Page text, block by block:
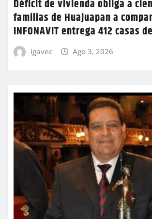
Déficit de vivienda obliga a
familias de Huajuapan a
INFONAVIT entrega 412 casas
igavec Ago 3, 2026